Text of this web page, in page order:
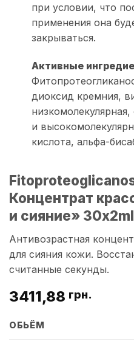
при условии, что
применения она
закрываться.
Активные
диоксид кремния,
и
кислота, альфа-
Концентрат
и сияние» 30x2ml
Антивозрастная
для сияния кожи.
считанные секунды.
3411,88 грн.
ОБЬЁМ